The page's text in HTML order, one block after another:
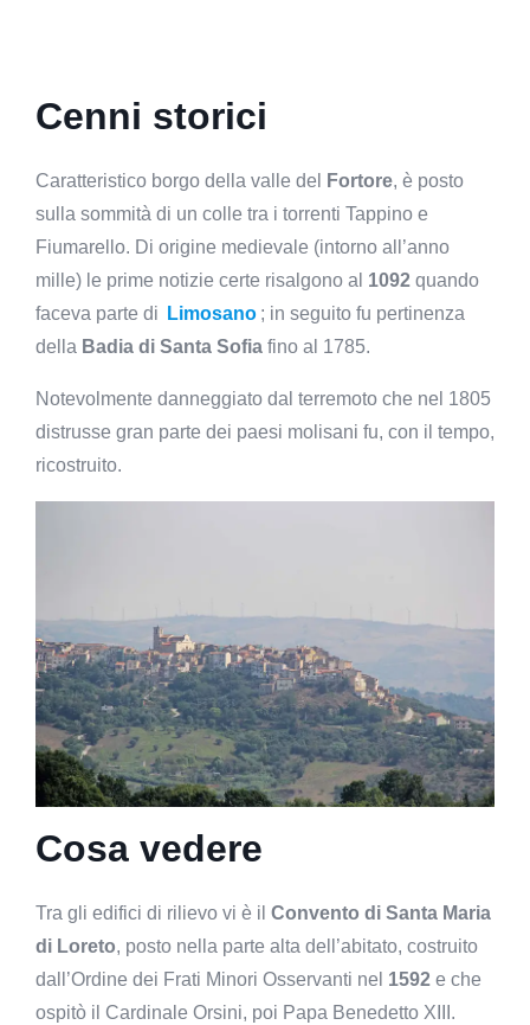
Cenni storici
Caratteristico borgo della valle del Fortore, è posto
sulla sommità di un colle tra i torrenti Tappino e
Fiumarello. Di origine medievale (intorno all’anno
mille) le prime notizie certe risalgono al 1092 quando
faceva parte di
Limosano ; in seguito fu pertinenza
della Badia di Santa Sofia fino al 1785.
Notevolmente danneggiato dal terremoto che nel 1805
distrusse gran parte dei paesi molisani fu, con il tempo,
ricostruito.
Cosa vedere
Tra gli edifici di rilievo vi è il Convento di Santa Maria
di Loreto, posto nella parte alta dell’abitato, costruito
dall’Ordine dei Frati Minori Osservanti nel 1592 e che
ospitò il Cardinale Orsini, poi Papa Benedetto XIII.